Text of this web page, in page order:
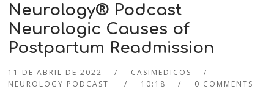
Neurology® Podcast
Neurologic Causes of
Postpartum Readmission
11 DE ABRIL DE 2022
CASIMEDICOS
NEUROLOGY PODCAST
10:18 0 COMMENTS